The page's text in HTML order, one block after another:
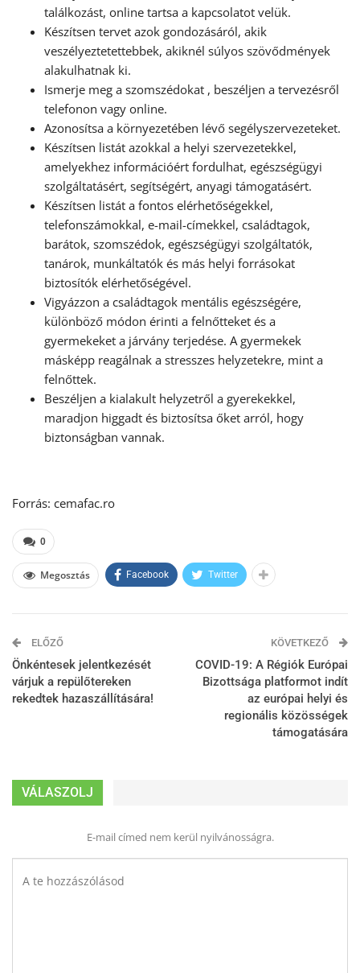
találkozást, online tartsa a kapcsolatot velük.
Készítsen tervet azok gondozásáról, akik
veszélyeztetettebbek, akiknél súlyos szövődmények
alakulhatnak ki.
Ismerje meg a szomszédokat , beszéljen a tervezésről
telefonon vagy online.
Azonosítsa a környezetében lévő segélyszervezeteket.
Készítsen listát azokkal a helyi szervezetekkel,
amelyekhez információért fordulhat, egészségügyi
szolgáltatásért, segítségért, anyagi támogatásért.
Készítsen listát a fontos elérhetőségekkel,
telefonszámokkal, e-mail-címekkel, családtagok,
barátok, szomszédok, egészségügyi szolgáltatók,
tanárok, munkáltatók és más helyi forrásokat
biztosítók elérhetőségével.
Vigyázzon a családtagok mentális egészségére,
különböző módon érinti a felnőtteket és a
gyermekeket a járvány terjedése. A gyermekek
másképp reagálnak a stresszes helyzetekre, mint a
felnőttek.
Beszéljen a kialakult helyzetről a gyerekekkel,
maradjon higgadt és biztosítsa őket arról, hogy
biztonságban vannak.
Forrás: cemafac.ro
0
Megosztás Facebook Twitter
ELŐZŐ
Önkéntesek jelentkezését
várjuk a repülőtereken
rekedtek hazaszállítására!
KÖVETKEZŐ
COVID-19: A Régiók Európai
Bizottsága platformot indít
az európai helyi és
regionális közösségek
támogatására
VÁLASZOLJ
E-mail címed nem kerül nyilvánosságra.